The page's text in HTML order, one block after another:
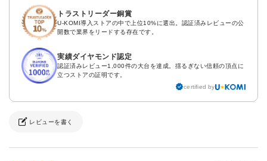
トラストリーダー銅賞
U-KOMI導入ストアの中で上位10%に選出。認証済みレビューの公
開数で業界をリードする存在です。
実績ダイヤモンド認定
認証済みレビュー1,000件の大台を達成。揺るぎない信頼の頂点に
立つストアの証明です。
certified by
レビューを書く